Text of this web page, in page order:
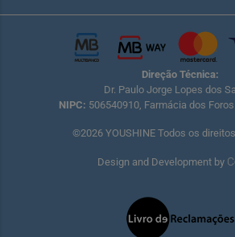
Direção Técnica:
Dr. Paulo Jorge Lopes dos
NIPC: 506540910, Farmácia dos Foros
©2026 YOUSHINE Todos os
Design and Development by